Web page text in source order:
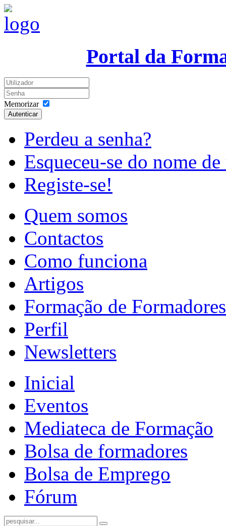
Portal da
Memorizar
Autenticar
Perdeu a senha?
Esqueceu-se do nome
Registe-se!
Quem somos
Contactos
Como funciona
Artigos
Formação de Formadores
Perfil
Newsletters
Inicial
Eventos
Mediateca de Formação
Bolsa de formadores
Bolsa de Emprego
Fórum